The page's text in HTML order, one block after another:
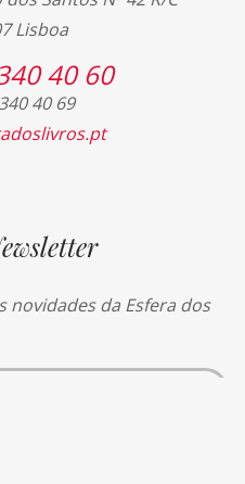
Lisboa
40 60
40 69
novidades da Esfera dos